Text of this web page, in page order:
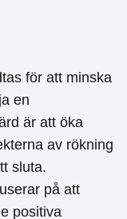
för att minska
en
är att öka
av rökning
sluta.
på att
positiva